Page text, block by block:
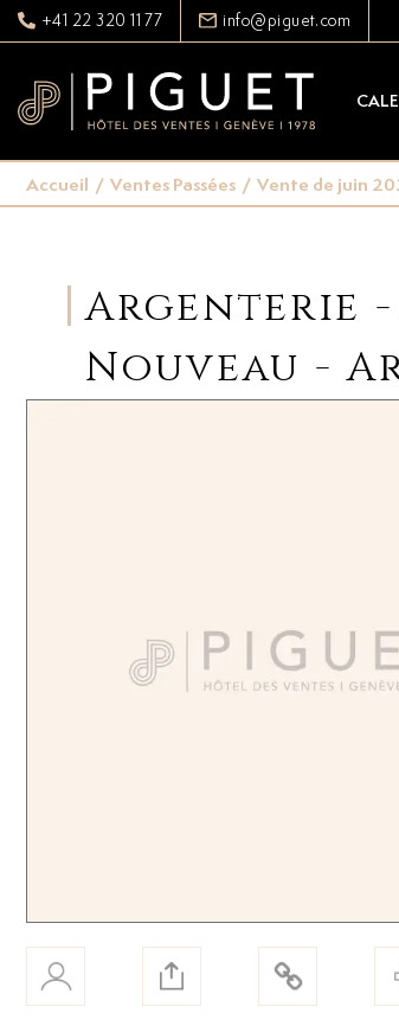
+41 22 320 11 77 info@piguet.com
Accueil / Ventes Passées / Vente de juin
Argenterie
Nouveau -